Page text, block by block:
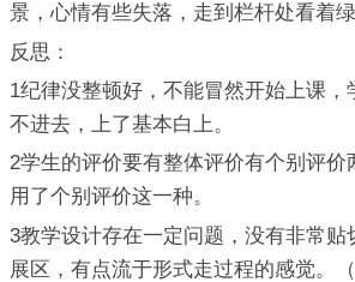
景，心情有些失落，走到栏杆处看着绿
反思：
1纪律没整顿好，不能冒然开始上课，
不进去，上了基本白上。
2学生的评价要有整体评价有个别评价
用了个别评价这一种。
3教学设计存在一定问题，没有非常贴
展区，有点流于形式走过程的感觉。